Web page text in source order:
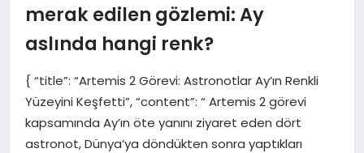
EKONOMI
GENEL
SPOR
merak edilen gözlemi: Ay
aslında hangi renk?
{ “title”: “Artemis 2 Görevi: Astronotlar Ay’ın Renkli
Yüzeyini Keşfetti”, “content”: “ Artemis 2 görevi
kapsamında Ay’ın öte yanını ziyaret eden dört
astronot, Dünya’ya döndükten sonra yaptıkları